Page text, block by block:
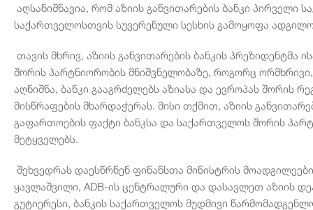
აღსანიშნავია, რომ აზიის განვითარების ბანკი
საქართველოსთვის სუვერენული სესხის გამოყოფა
თავის მხრივ, აზიის განვითარების ბანკის პრეზიდენტმა
შორის პარტნიორობის მნიშვნელობაზე, როგორც
აღნიშნა, ბანკი გააგრძელებს აზიასა და ევროპას შორის
მისწრაფების მხარდაჭერას. მისი თქმით, აზიის
გაფართოების ფაქტი ბანკსა და საქართველოს შორის
მეტყველებს.
შეხვედრას დაესწრნენ ფინანსთა მინისტრის
ყავლაშვილი, ADB-ის ცენტრალური და დასავლეთ აზიის
გუტიერესი, ბანკის საქართველოს მუდმივი